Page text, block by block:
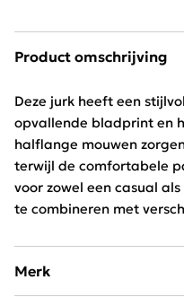
Product omschrijving
Deze jurk heeft een
opvallende bladprint en
halflange mouwen
terwijl de comfortabele
voor zowel een casual
te combineren met
Merk